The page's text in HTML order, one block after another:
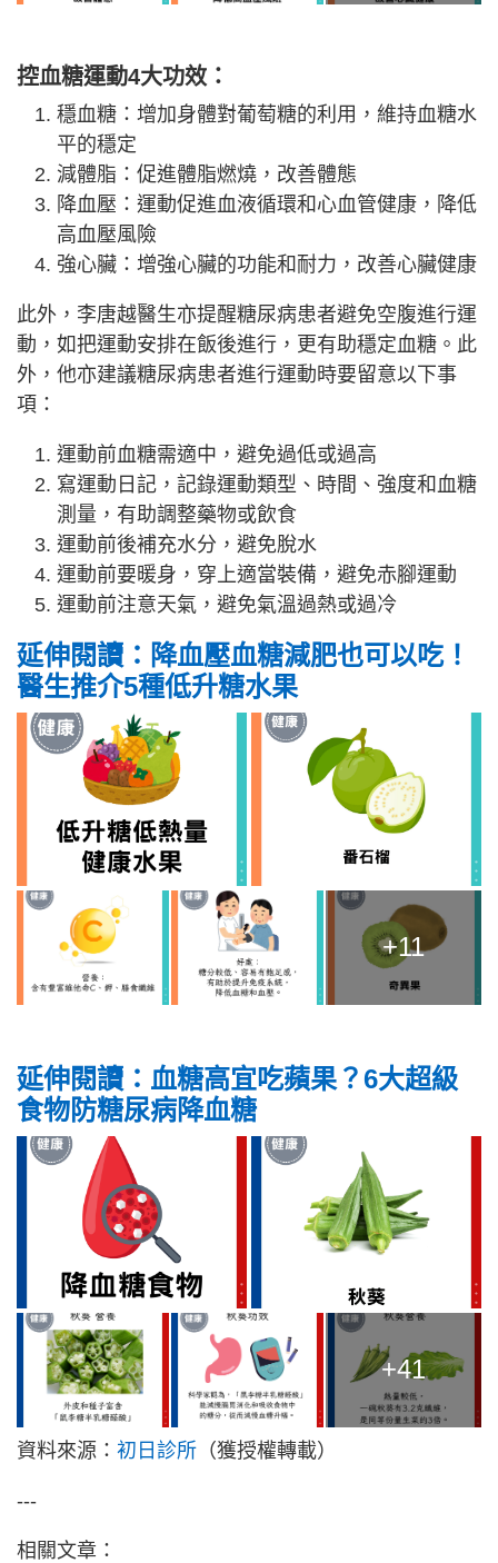
控血糖運動4大功效：
穩血糖：增加身體對葡萄糖的利用，維持血糖水
平的穩定
減體脂：促進體脂燃燒，改善體態
降血壓：運動促進血液循環和心血管健康，降低
高血壓風險
強心臟：增強心臟的功能和耐力，改善心臟健康
此外，李唐越醫生亦提醒糖尿病患者避免空腹進行運
動，如把運動安排在飯後進行，更有助穩定血糖。此
外，他亦建議糖尿病患者進行運動時要留意以下事
項：
運動前血糖需適中，避免過低或過高
寫運動日記，記錄運動類型、時間、強度和血糖
測量，有助調整藥物或飲食
運動前後補充水分，避免脫水
運動前要暖身，穿上適當裝備，避免赤腳運動
運動前注意天氣，避免氣溫過熱或過冷
延伸閱讀：降血壓血糖減肥也可以吃！
醫生推介5種低升糖水果
+11
延伸閱讀：血糖高宜吃蘋果？6大超級
食物防糖尿病降血糖
+41
資料來源： 初日診所 （獲授權轉載）
---
相關文章：